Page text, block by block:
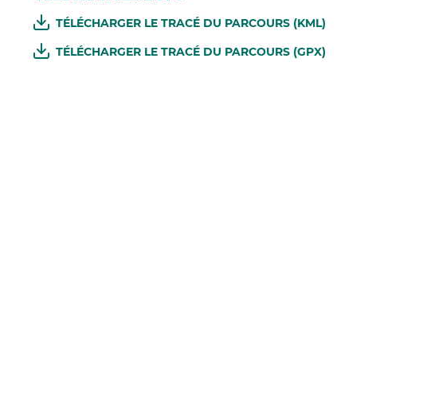
TÉLÉCHARGER LE TRACÉ DU PARCOURS (KML)
TÉLÉCHARGER LE TRACÉ DU PARCOURS (GPX)